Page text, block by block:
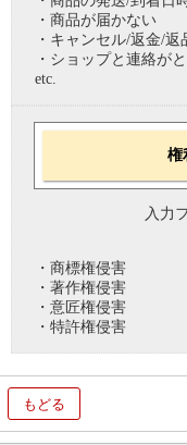
・商品が届かない
・キャンセル/返金/返
・ショップと連絡が
etc.
権
入力
・商標権侵害
・著作権侵害
・意匠権侵害
・特許権侵害
もどる